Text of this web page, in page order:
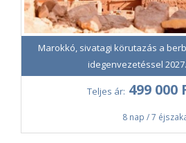
Marokkó, sivatagi körutazás a
idegenvezetéssel
Teljes ár: 499 000
8 nap / 7